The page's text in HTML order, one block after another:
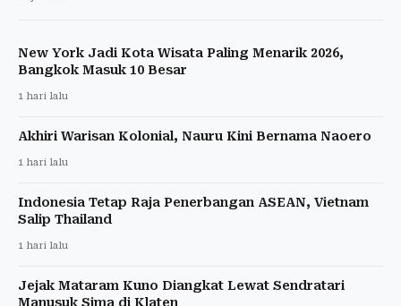
New York Jadi Kota Wisata Paling Menarik 2026,
Bangkok Masuk 10 Besar
1 hari lalu
Akhiri Warisan Kolonial, Nauru Kini Bernama Naoero
1 hari lalu
Indonesia Tetap Raja Penerbangan ASEAN, Vietnam
Salip Thailand
1 hari lalu
Jejak Mataram Kuno Diangkat Lewat Sendratari
Manusuk Sima di Klaten